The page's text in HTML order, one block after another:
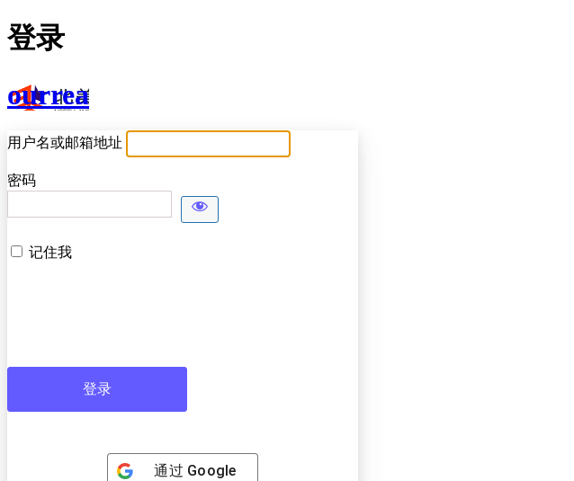
登录
ourrea
用户名或邮箱地址
密码
记住我
通过 Google